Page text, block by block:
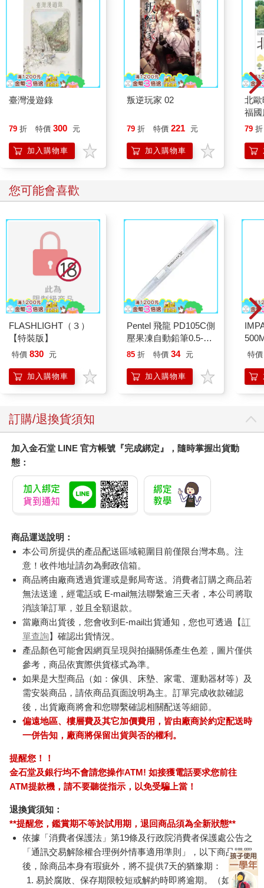
臺灣漫遊錄
79 折 特價 300 元
加入購物車
叛逆玩家 02
79 折 特價 221 元
加入購物車
北
福
79 折
您可能會喜歡
FLASHLIGHT（３）
【特裝版】
特價 830 元
加入購物車
Pentel 飛龍 PD105C側
壓果凍自動鉛筆0.5-白
桿
85 折 特價 34 元
加入購物車
特價
訂購/退換貨須知
加入金石堂 LINE 官方帳號『完成綁定』，隨時掌握出貨動
態：
商品運送說明：
本公司所提供的產品配送區域範圍目前僅限台灣本島。注
意！收件地址請勿為郵政信箱。
商品將由廠商透過貨運或是郵局寄送。消費者訂購之商品若
無法送達，經電話或 E-mail無法聯繫逾三天者，本公司將取
消該筆訂單，並且全額退款。
當廠商出貨後，您會收到E-mail出貨通知，您也可透過【訂
單查詢】確認出貨情況。
產品顏色可能會因網頁呈現與拍攝關係產生色差，圖片僅供
參考，商品依實際供貨樣式為準。
如果是大型商品（如：傢俱、床墊、家電、運動器材等）及
需安裝商品，請依商品頁面說明為主。訂單完成收款確認
後，出貨廠商將會和您聯繫確認相關配送等細節。
偏遠地區、樓層費及其它加價費用，皆由廠商於約定配送時
一併告知，廠商將保留出貨與否的權利。
提醒您！！
金石堂及銀行均不會請您操作ATM! 如接獲電話要求您前往
ATM提款機，請不要聽從指示，以免受騙上當！
退換貨須知：
**提醒您，鑑賞期不等於試用期，退回商品須為全新狀態**
依據「消費者保護法」第19條及行政院消費者保護處公告之
「通訊交易解除權合理例外情事適用準則」，以下商品購買
後，除商品本身有瑕疵外，將不提供7天的猶豫期：
易於腐敗、保存期限較短或解約時即將逾期。（如：生